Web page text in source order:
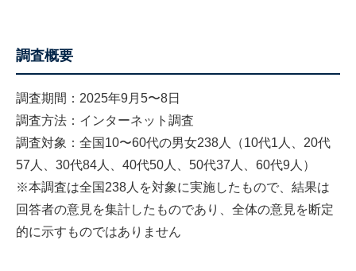
調査概要
調査期間：2025年9月5〜8日
調査方法：インターネット調査
調査対象：全国10〜60代の男女238人（10代1人、20代
57人、30代84人、40代50人、50代37人、60代9人）
※本調査は全国238人を対象に実施したもので、結果は
回答者の意見を集計したものであり、全体の意見を断定
的に示すものではありません